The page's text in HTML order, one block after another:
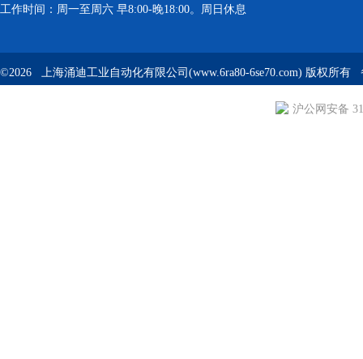
工作时间：周一至周六 早8:00-晚18:00。周日休息
©2026 上海涌迪工业自动化有限公司(www.6ra80-6se70.com) 版权所有
沪公网安备